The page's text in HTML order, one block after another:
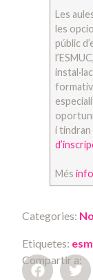
Les
les
públic
i tindran
Més
Categories:
Etiquetes:
Compartir a: